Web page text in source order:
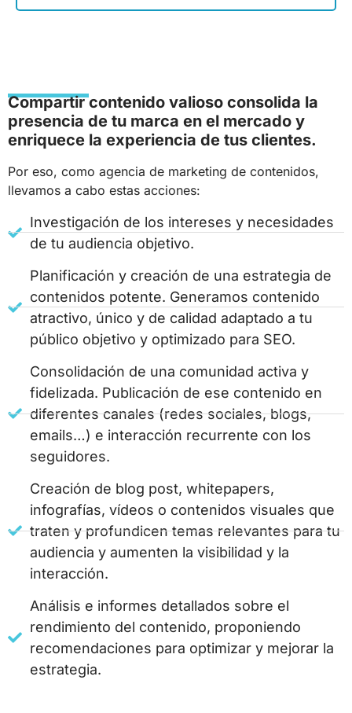
Compartir contenido valioso consolida la
presencia de tu marca en el mercado y
enriquece la experiencia de tus clientes.
Por eso, como agencia de marketing de contenidos,
llevamos a cabo estas acciones:
Investigación de los intereses y necesidades
de tu audiencia objetivo.
Planificación y creación de una estrategia de
contenidos potente. Generamos contenido
atractivo, único y de calidad adaptado a tu
público objetivo y optimizado para SEO.
Consolidación de una comunidad activa y
fidelizada. Publicación de ese contenido en
diferentes canales (redes sociales, blogs,
emails…) e interacción recurrente con los
seguidores.
Creación de blog post, whitepapers,
infografías, vídeos o contenidos visuales que
traten y profundicen temas relevantes para tu
audiencia y aumenten la visibilidad y la
interacción.
Análisis e informes detallados sobre el
rendimiento del contenido, proponiendo
recomendaciones para optimizar y mejorar la
estrategia.